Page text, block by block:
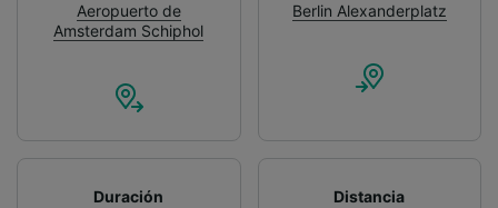
Aeropuerto de
Amsterdam Schiphol
Berlin Alexanderplatz
Duración
Distancia